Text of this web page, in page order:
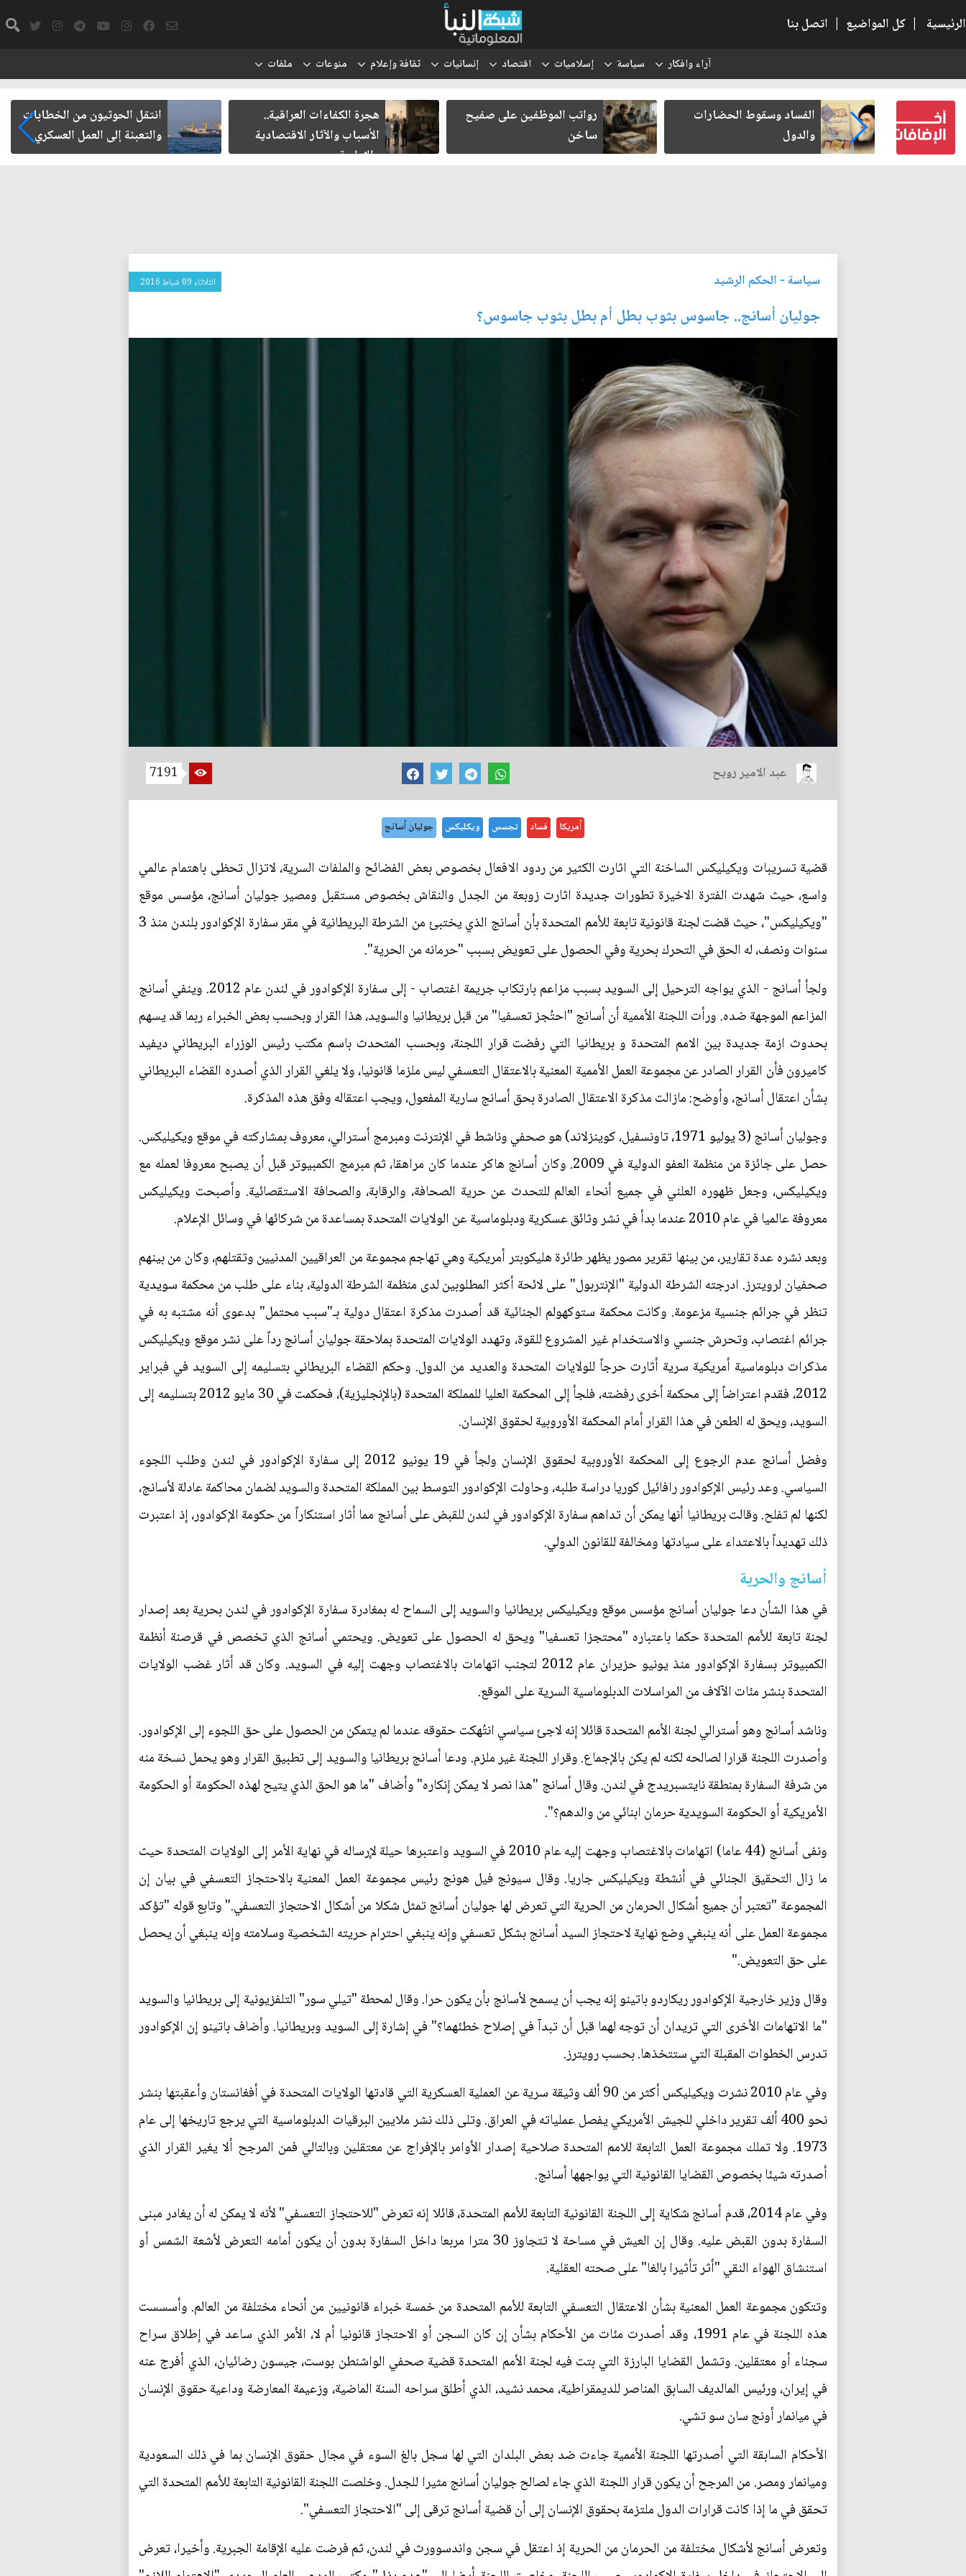
الرئيسية | كل المواضيع | اتصل بنا
آراء وافكار سياسة إسلاميات اقتصاد إنسانيات ثقافة وإعلام منوعات ملفات
كتب لنفسه
الفساد وسقوط الحضارات
والدول
رواتب الموظفين على صفيح
ساخن
هجرة الكفاءات العراقية..
الأسباب والآثار الاقتصادية
والإدارية
انتقل الحوثيون من الخطابات
والتعبئة إلى العمل العسكري
سياسة- الحكم الرشيد الثلاثاء 09 شباط 2016
جوليان أسانج.. جاسوس بثوب بطل أم بطل بثوب جاسوس؟
عبد الامير رويح 7191
أمريكا فساد تجسس ويكليكس جوليان أسانج
قضية تسريبات ويكيليكس الساخنة التي اثارت الكثير من ردود الافعال بخصوص بعض الفضائح والملفات السرية، لاتزال تحظى باهتمام عالمي
واسع، حيث شهدت الفترة الاخيرة تطورات جديدة اثارت زوبعة من الجدل والنقاش بخصوص مستقبل ومصير جوليان أسانج، مؤسس موقع
"ويكيليكس"، حيث قضت لجنة قانونية تابعة للأمم المتحدة بأن أسانج الذي يختبئ من الشرطة البريطانية في مقر سفارة الإكوادور بلندن منذ 3
سنوات ونصف، له الحق في التحرك بحرية وفي الحصول على تعويض بسبب "حرمانه من الحرية".
ولجأ أسانج - الذي يواجه الترحيل إلى السويد بسبب مزاعم بارتكاب جريمة اغتصاب - إلى سفارة الإكوادور في لندن عام 2012. وينفي أسانج
المزاعم الموجهة ضده. ورأت اللجنة الأممية أن أسانج "احتُجز تعسفيا" من قبل بريطانيا والسويد، هذا القرار وبحسب بعض الخبراء ربما قد يسهم
بحدوث ازمة جديدة بين الامم المتحدة و بريطانيا التي رفضت قرار اللجنة، وبحسب المتحدث باسم مكتب رئيس الوزراء البريطاني ديفيد
كاميرون فأن القرار الصادر عن مجموعة العمل الأممية المعنية بالاعتقال التعسفي ليس ملزما قانونيا، ولا يلغي القرار الذي أصدره القضاء البريطاني
بشأن اعتقال أسانج، وأوضح: مازالت مذكرة الاعتقال الصادرة بحق أسانج سارية المفعول، ويجب اعتقاله وفق هذه المذكرة.
وجوليان أسانج (3 يوليو 1971، تاونسفيل، كوينزلاند) هو صحفي وناشط في الإنترنت ومبرمج أسترالي، معروف بمشاركته في موقع ويكيليكس.
حصل على جائزة من منظمة العفو الدولية في 2009. وكان أسانج هاكر عندما كان مراهقا، ثم مبرمج الكمبيوتر قبل أن يصبح معروفا لعمله مع
ويكيليكس، وجعل ظهوره العلني في جميع أنحاء العالم للتحدث عن حرية الصحافة، والرقابة، والصحافة الاستقصائية. وأصبحت ويكيليكس
معروفة عالميا في عام 2010 عندما بدأ في نشر وثائق عسكرية ودبلوماسية عن الولايات المتحدة بمساعدة من شركائها في وسائل الإعلام.
وبعد نشره عدة تقارير، من بينها تقرير مصور يظهر طائرة هليكوبتر أمريكية وهي تهاجم مجموعة من العراقيين المدنيين وتقتلهم، وكان من بينهم
صحفيان لرويترز. ادرجته الشرطة الدولية "الإنتربول" على لائحة أكثر المطلوبين لدى منظمة الشرطة الدولية، بناء على طلب من محكمة سويدية
تنظر في جرائم جنسية مزعومة. وكانت محكمة ستوكهولم الجنائية قد أصدرت مذكرة اعتقال دولية بـ"سبب محتمل" بدعوى أنه مشتبه به في
جرائم اغتصاب، وتحرش جنسي والاستخدام غير المشروع للقوة، وتهدد الولايات المتحدة بملاحقة جوليان أسانج رداً على نشر موقع ويكيليكس
مذكرات دبلوماسية أمريكية سرية أثارت حرجاً للولايات المتحدة والعديد من الدول. وحكم القضاء البريطاني بتسليمه إلى السويد في فبراير
2012، فقدم اعتراضاً إلى محكمة أخرى رفضته، فلجأ إلى المحكمة العليا للمملكة المتحدة (بالإنجليزية)، فحكمت في 30 مايو 2012 بتسليمه إلى
السويد، ويحق له الطعن في هذا القرار أمام المحكمة الأوروبية لحقوق الإنسان.
وفضل أسانج عدم الرجوع إلى المحكمة الأوروبية لحقوق الإنسان ولجأ في 19 يونيو 2012 إلى سفارة الإكوادور في لندن وطلب اللجوء
السياسي. وعد رئيس الإكوادور رافائيل كوريا دراسة طلبه، وحاولت الإكوادور التوسط بين المملكة المتحدة والسويد لضمان محاكمة عادلة لأسانج،
لكنها لم تفلح. وقالت بريطانيا أنها يمكن أن تداهم سفارة الإكوادور في لندن للقبض على أسانج مما أثار استنكاراً من حكومة الإكوادور، إذ اعتبرت
ذلك تهديداً بالاعتداء على سيادتها ومخالفة للقانون الدولي.
أسانج والحرية
في هذا الشأن دعا جوليان أسانج مؤسس موقع ويكيليكس بريطانيا والسويد إلى السماح له بمغادرة سفارة الإكوادور في لندن بحرية بعد إصدار
لجنة تابعة للأمم المتحدة حكما باعتباره "محتجزا تعسفيا" ويحق له الحصول على تعويض. ويحتمي أسانج الذي تخصص في قرصنة أنظمة
الكمبيوتر بسفارة الإكوادور منذ يونيو حزيران عام 2012 لتجنب اتهامات بالاغتصاب وجهت إليه في السويد. وكان قد أثار غضب الولايات
المتحدة بنشر مئات الآلاف من المراسلات الدبلوماسية السرية على الموقع.
وناشد أسانج وهو أسترالي لجنة الأمم المتحدة قائلا إنه لاجئ سياسي انتُهكت حقوقه عندما لم يتمكن من الحصول على حق اللجوء إلى الإكوادور.
وأصدرت اللجنة قرارا لصالحه لكنه لم يكن بالإجماع. وقرار اللجنة غير ملزم. ودعا أسانج بريطانيا والسويد إلى تطبيق القرار وهو يحمل نسخة منه
من شرفة السفارة بمنطقة نايتسبريدج في لندن. وقال أسانج "هذا نصر لا يمكن إنكاره" وأضاف "ما هو الحق الذي يتيح لهذه الحكومة أو الحكومة
الأمريكية أو الحكومة السويدية حرمان ابنائي من والدهم؟".
ونفى أسانج (44 عاما) اتهامات بالاغتصاب وجهت إليه عام 2010 في السويد واعتبرها حيلة لإرساله في نهاية الأمر إلى الولايات المتحدة حيث
ما زال التحقيق الجنائي في أنشطة ويكيليكس جاريا. وقال سيونج فيل هونج رئيس مجموعة العمل المعنية بالاحتجاز التعسفي في بيان إن
المجموعة "تعتبر أن جميع أشكال الحرمان من الحرية التي تعرض لها جوليان أسانج تمثل شكلا من أشكال الاحتجاز التعسفي." وتابع قوله "تؤكد
مجموعة العمل على أنه ينبغي وضع نهاية لاحتجاز السيد أسانج بشكل تعسفي وإنه ينبغي احترام حريته الشخصية وسلامته وإنه ينبغي أن يحصل
على حق التعويض."
وقال وزير خارجية الإكوادور ريكاردو باتينو إنه يجب أن يسمح لأسانج بأن يكون حرا. وقال لمحطة "تيلي سور" التلفزيونية إلى بريطانيا والسويد
"ما الاتهامات الأخرى التي تريدان أن توجه لهما قبل أن تبدآ في إصلاح خطئهما؟" في إشارة إلى السويد وبريطانيا. وأضاف باتينو إن الإكوادور
تدرس الخطوات المقبلة التي ستتخذها. بحسب رويترز.
وفي عام 2010 نشرت ويكيليكس أكثر من 90 ألف وثيقة سرية عن العملية العسكرية التي قادتها الولايات المتحدة في أفغانستان وأعقبتها بنشر
نحو 400 ألف تقرير داخلي للجيش الأمريكي يفصل عملياته في العراق. وتلى ذلك نشر ملايين البرقيات الدبلوماسية التي يرجع تاريخها إلى عام
1973. ولا تملك مجموعة العمل التابعة للامم المتحدة صلاحية إصدار الأوامر بالإفراج عن معتقلين وبالتالي فمن المرجح ألا يغير القرار الذي
أصدرته شيئا بخصوص القضايا القانونية التي يواجهها أسانج.
وفي عام 2014، قدم أسانج شكاية إلى اللجنة القانونية التابعة للأمم المتحدة، قائلا إنه تعرض "للاحتجاز التعسفي" لأنه لا يمكن له أن يغادر مبنى
السفارة بدون القبض عليه. وقال إن العيش في مساحة لا تتجاوز 30 مترا مربعا داخل السفارة بدون أن يكون أمامه التعرض لأشعة الشمس أو
استنشاق الهواء النقي "أثر تأثيرا بالغا" على صحته العقلية.
وتتكون مجموعة العمل المعنية بشأن الاعتقال التعسفي التابعة للأمم المتحدة من خمسة خبراء قانونيين من أنحاء مختلفة من العالم. وأسسست
هذه اللجنة في عام 1991، وقد أصدرت مئات من الأحكام بشأن إن كان السجن أو الاحتجاز قانونيا أم لا، الأمر الذي ساعد في إطلاق سراح
سجناء أو معتقلين. وتشمل القضايا البارزة التي بتت فيه لجنة الأمم المتحدة قضية صحفي الواشنطن بوست، جيسون رضائيان، الذي أفرج عنه
في إيران، ورئيس المالديف السابق المناصر للديمقراطية، محمد نشيد، الذي أطلق سراحه السنة الماضية، وزعيمة المعارضة وداعية حقوق الإنسان
في ميانمار أونج سان سو تشي.
الأحكام السابقة التي أصدرتها اللجنة الأممية جاءت ضد بعض البلدان التي لها سجل بالغ السوء في مجال حقوق الإنسان بما في ذلك السعودية
وميانمار ومصر. من المرجح أن يكون قرار اللجنة الذي جاء لصالح جوليان أسانج مثيرا للجدل. وخلصت اللجنة القانونية التابعة للأمم المتحدة التي
تحقق في ما إذا كانت قرارات الدول ملتزمة بحقوق الإنسان إلى أن قضية أسانج ترقى إلى "الاحتجاز التعسفي".
وتعرض أسانج لأشكال مختلفة من الحرمان من الحرية إذ اعتقل في سجن واندسوورث في لندن، ثم فرضت عليه الإقامة الجبرية. وأخيرا، تعرض